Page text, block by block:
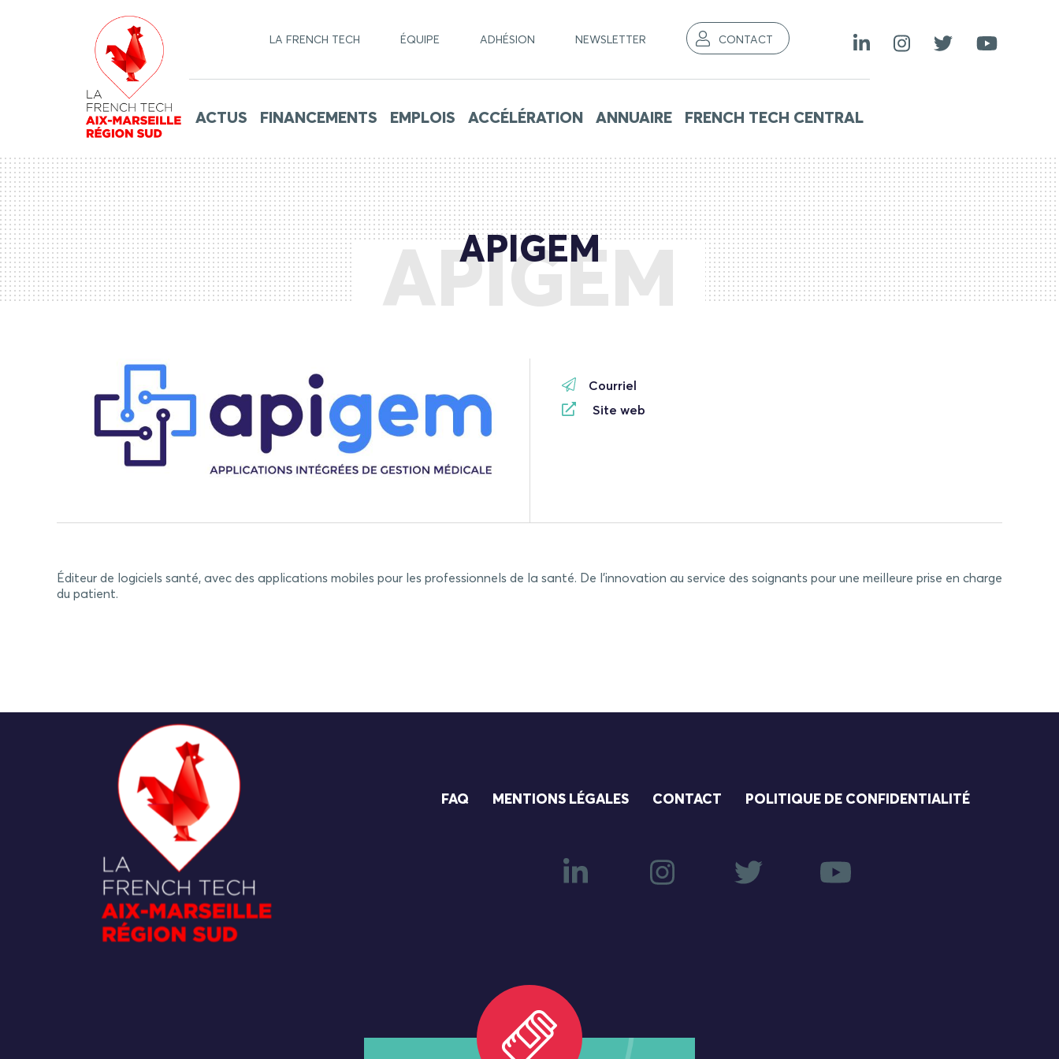
LA FRENCH TECH ÉQUIPE ADHÉSION NEWSLETTER CONTACT
ACTUS FINANCEMENTS EMPLOIS ACCÉLÉRATION ANNUAIRE FRENCH TECH CENTRAL
APIGEM
APIGEM
Courriel
Site web
Éditeur de logiciels santé, avec des applications mobiles pour les professionnels de la santé. De l’innovation au service des soignants pour une meilleure prise en charge
du patient.
FAQ MENTIONS LÉGALES CONTACT POLITIQUE DE CONFIDENTIALITÉ